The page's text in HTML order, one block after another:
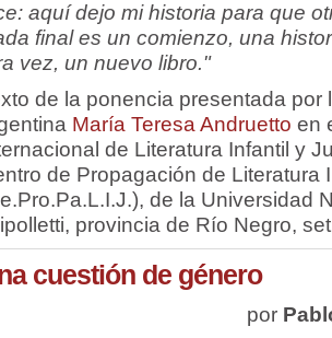
aquí dejo mi historia para que
final es un comienzo, una
vez, un nuevo libro."
de la ponencia presentada por
María Teresa Andruetto en
de Literatura Infantil y
de Propagación de Literatura
de la Universidad
provincia de Río Negro,
cuestión de género
por